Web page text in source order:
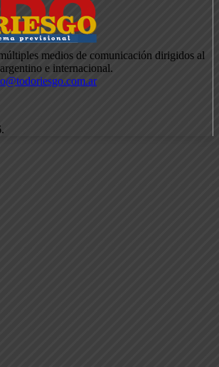
medios de comunicación dirigidos al
e internacional.